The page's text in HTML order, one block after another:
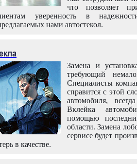
что позволяет
уверенность в
нами автостекол.
Замена и
требующий
Специалисты
справится с этой
автомобиля,
Вклейка
помощью
области. Замена
сервисе будет
в качестве.